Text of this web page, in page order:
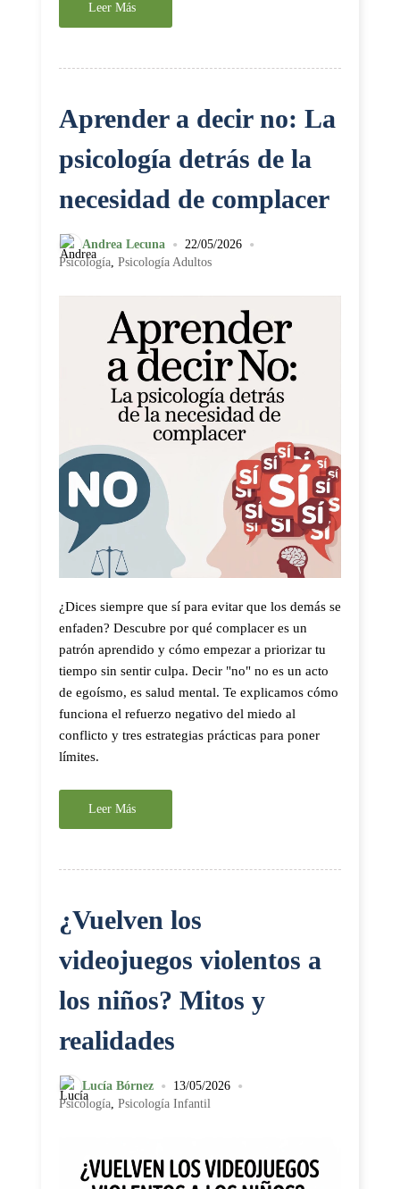
Leer Más
Aprender a decir no: La
psicología detrás de la
necesidad de complacer
Andrea Lecuna • 22/05/2026 •
Psicología, Psicología Adultos
¿Dices siempre que sí para evitar que los demás se
enfaden? Descubre por qué complacer es un
patrón aprendido y cómo empezar a priorizar tu
tiempo sin sentir culpa. Decir "no" no es un acto
de egoísmo, es salud mental. Te explicamos cómo
funciona el refuerzo negativo del miedo al
conflicto y tres estrategias prácticas para poner
límites.
Leer Más
¿Vuelven los
videojuegos violentos a
los niños? Mitos y
realidades
Lucía Bórnez • 13/05/2026 •
Psicología, Psicología Infantil